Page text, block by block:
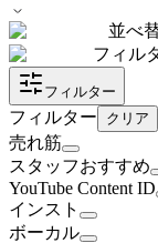
並べ
フィル
フィルター
フィルター クリア
売れ筋
スタッフおすすめ
YouTube Content ID
インスト
ボーカル